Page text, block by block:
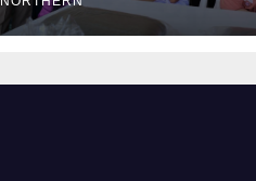
จังหวัดอุทัยธานี